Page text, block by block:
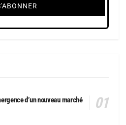
d’un nouveau marché